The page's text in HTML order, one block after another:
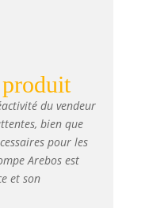
Un
protection
la
le câble
flexible.
de
25,6 cm
du vendeur
bien que
pour les
Arebos est
et son